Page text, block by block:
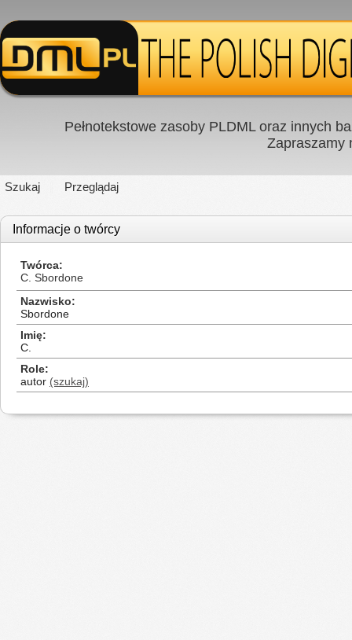
Pełnotekstowe zasoby PLDML oraz innych
Zapraszamy
Szukaj Przeglądaj
Informacje o twórcy
Twórca
C. Sbordone
Nazwisko
Sbordone
Imię
C.
Role
autor (szukaj)